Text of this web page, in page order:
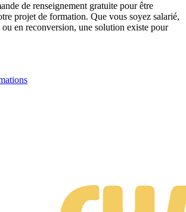
de renseignement gratuite pour être
projet de formation. Que vous soyez salarié,
en reconversion, une solution existe pour